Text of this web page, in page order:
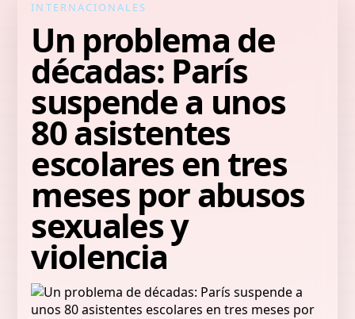
INTERNACIONALES
Un problema de
décadas: París
suspende a unos
80 asistentes
escolares en tres
meses por abusos
sexuales y
violencia